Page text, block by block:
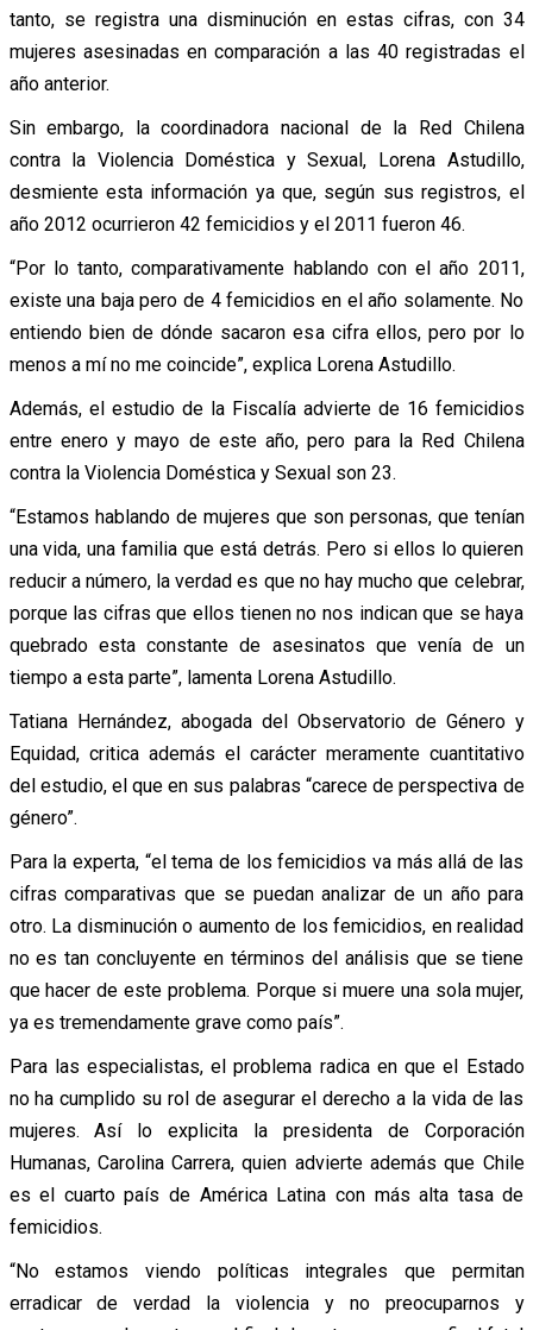
tanto, se registra una disminución en estas cifras, con 34
mujeres asesinadas en comparación a las 40 registradas el
año anterior.
Sin embargo, la coordinadora nacional de la Red Chilena
contra la Violencia Doméstica y Sexual, Lorena Astudillo,
desmiente esta información ya que, según sus registros, el
año 2012 ocurrieron 42 femicidios y el 2011 fueron 46.
“Por lo tanto, comparativamente hablando con el año 2011,
existe una baja pero de 4 femicidios en el año solamente. No
entiendo bien de dónde sacaron esa cifra ellos, pero por lo
menos a mí no me coincide”, explica Lorena Astudillo.
Además, el estudio de la Fiscalía advierte de 16 femicidios
entre enero y mayo de este año, pero para la Red Chilena
contra la Violencia Doméstica y Sexual son 23.
“Estamos hablando de mujeres que son personas, que tenían
una vida, una familia que está detrás. Pero si ellos lo quieren
reducir a número, la verdad es que no hay mucho que celebrar,
porque las cifras que ellos tienen no nos indican que se haya
quebrado esta constante de asesinatos que venía de un
tiempo a esta parte”, lamenta Lorena Astudillo.
Tatiana Hernández, abogada del Observatorio de Género y
Equidad, critica además el carácter meramente cuantitativo
del estudio, el que en sus palabras “carece de perspectiva de
género”.
Para la experta, “el tema de los femicidios va más allá de las
cifras comparativas que se puedan analizar de un año para
otro. La disminución o aumento de los femicidios, en realidad
no es tan concluyente en términos del análisis que se tiene
que hacer de este problema. Porque si muere una sola mujer,
ya es tremendamente grave como país”.
Para las especialistas, el problema radica en que el Estado
no ha cumplido su rol de asegurar el derecho a la vida de las
mujeres. Así lo explicita la presidenta de Corporación
Humanas, Carolina Carrera, quien advierte además que Chile
es el cuarto país de América Latina con más alta tasa de
femicidios.
“No estamos viendo políticas integrales que permitan
erradicar de verdad la violencia y no preocuparnos y